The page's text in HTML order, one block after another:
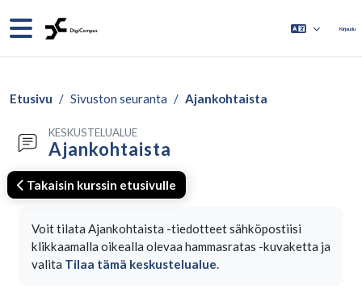
Sivupaneeli Kirjaudu
Etusivu Sivuston seuranta Ajankohtaista
KESKUSTELUALUE
Ajankohtaista
Takaisin kurssin etusivulle
Voit tilata Ajankohtaista -tiedotteet sähköpostiisi
klikkaamalla oikealla olevaa hammasratas -kuvaketta ja
valita Tilaa tämä keskustelualue.